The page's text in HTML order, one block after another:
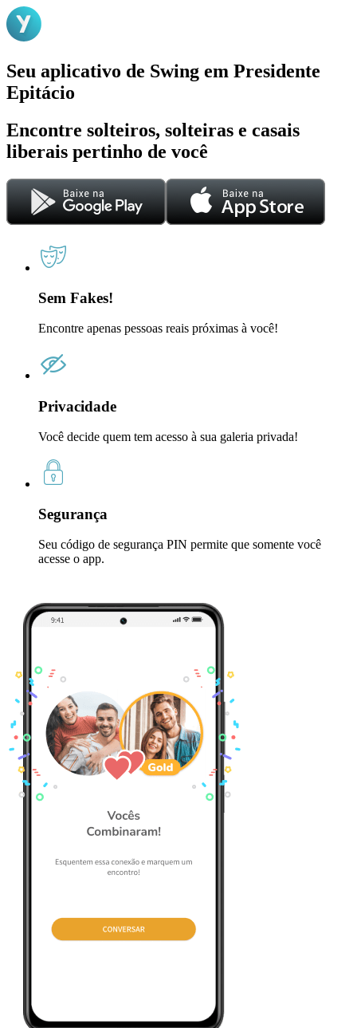
Seu aplicativo de Swing em Presidente
Epitácio
Encontre solteiros, solteiras e casais
liberais pertinho de você
Sem Fakes!
Encontre apenas pessoas reais próximas à você!
Privacidade
Você decide quem tem acesso à sua galeria privada!
Segurança
Seu código de segurança PIN permite que somente você
acesse o app.